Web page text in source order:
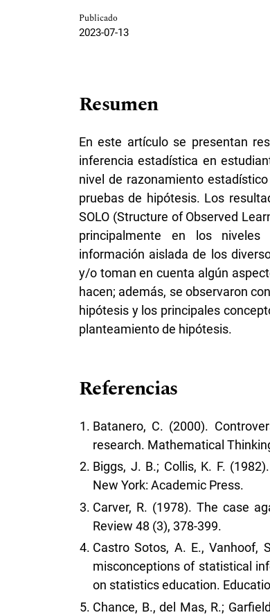
Publicado
2023-07-13
Resumen
En este artículo se presentan
inferencia estadística en
nivel de razonamiento
pruebas de hipótesis. Los
SOLO (Structure of Observed
principalmente en los niveles
información aislada de los
y/o toman en cuenta algún
hacen; además, se observaron
hipótesis y los principales
planteamiento de hipótesis.
Referencias
Batanero, C. (2000).
research. Mathematical
Biggs, J. B.; Collis, K. F.
New York: Academic Press.
Carver, R. (1978). The case
Review 48 (3), 378-399.
Castro Sotos, A. E., Vanhoof,
misconceptions of statistical
on statistics education.
Chance, B., del Mas, R.;